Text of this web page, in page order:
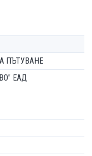
ПЪТУВАНЕ
ЕАД